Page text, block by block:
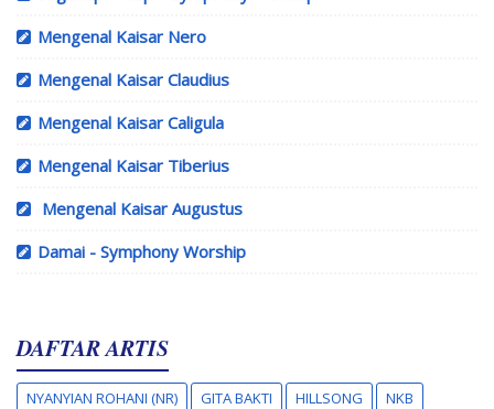
Mengenal Kaisar Nero
Mengenal Kaisar Claudius
Mengenal Kaisar Caligula
Mengenal Kaisar Tiberius
Mengenal Kaisar Augustus
Damai - Symphony Worship
DAFTAR ARTIS
NYANYIAN ROHANI (NR) GITA BAKTI HILLSONG
NKB